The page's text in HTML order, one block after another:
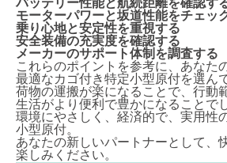
バッテリー性能と航続距離を確認す
モーターパワーと坂道性能をチェッ
乗り心地と安定性を重視する
安全装備の充実度を確認する
メーカーのサポート体制を調査する
これらのポイントを参考に、あなた
最適なカゴ付き特定小型原付を選ん
荷物の運搬が楽になることで、行動
生活がより便利で豊かになることで
環境にやさしく、経済的で、実用性
小型原付。
あなたの新しいパートナーとして、
楽しみください。